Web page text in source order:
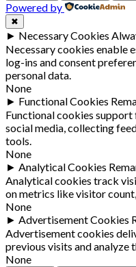
Powered by
✖
► Necessary Cookies
Necessary cookies enable
log-ins and consent
personal data.
None
► Functional Cookies
Functional cookies
social media, collecting
tools.
None
► Analytical Cookies
Analytical cookies track
on metrics like visitor
None
► Advertisement Cookies
Advertisement cookies
previous visits and analyze
None